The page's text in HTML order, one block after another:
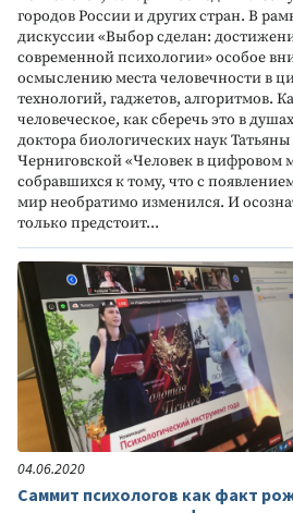
городов России и других стран. В
дискуссии «Выбор сделан:
современной психологии» особое
осмыслению места человечности в
технологий, гаджетов, алгоритмов.
человеческое, как сберечь это в
доктора биологических наук
Черниговской «Человек в цифровом
собравшихся к тому, что с
мир необратимо изменился. И
только предстоит...
04.06.2020
Саммит психологов как факт